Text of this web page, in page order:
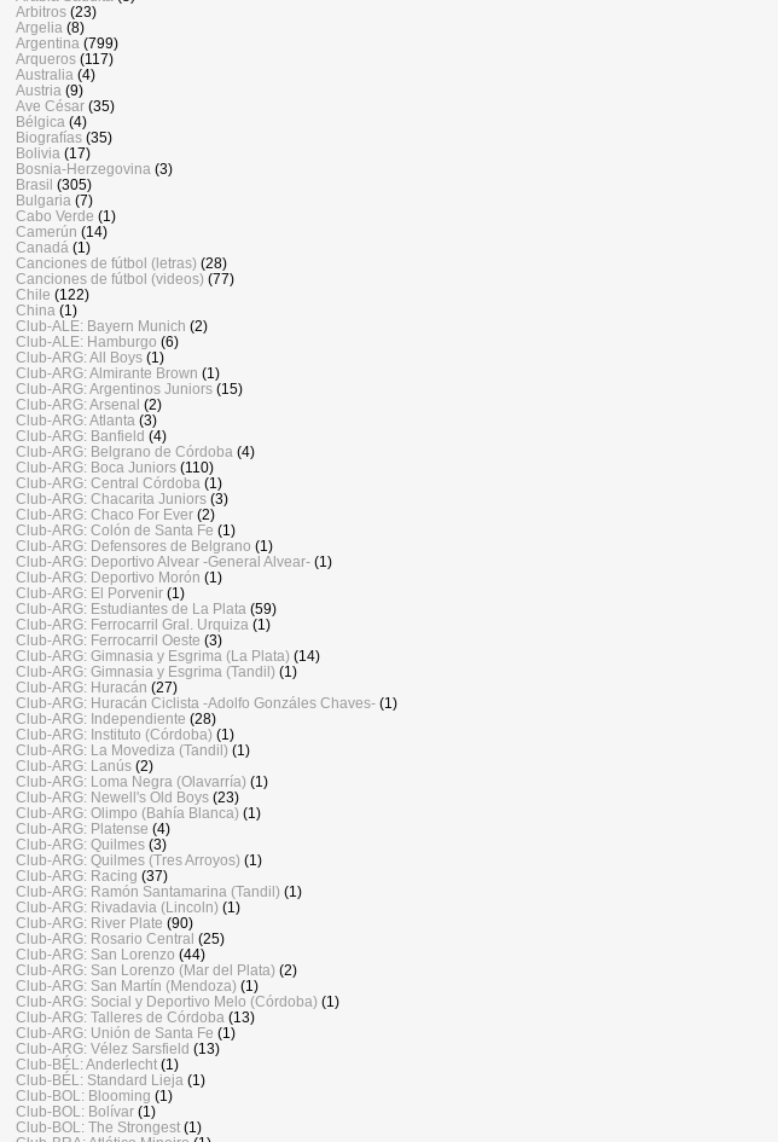
Arbitros (23)
Argelia (8)
Argentina (799)
Arqueros (117)
Australia (4)
Austria (9)
Ave César (35)
Bélgica (4)
Biografías (35)
Bolivia (17)
Bosnia-Herzegovina (3)
Brasil (305)
Bulgaria (7)
Cabo Verde (1)
Camerún (14)
Canadá (1)
Canciones de fútbol (letras) (28)
Canciones de fútbol (videos) (77)
Chile (122)
China (1)
Club-ALE: Bayern Munich (2)
Club-ALE: Hamburgo (6)
Club-ARG: All Boys (1)
Club-ARG: Almirante Brown (1)
Club-ARG: Argentinos Juniors (15)
Club-ARG: Arsenal (2)
Club-ARG: Atlanta (3)
Club-ARG: Banfield (4)
Club-ARG: Belgrano de Córdoba (4)
Club-ARG: Boca Juniors (110)
Club-ARG: Central Córdoba (1)
Club-ARG: Chacarita Juniors (3)
Club-ARG: Chaco For Ever (2)
Club-ARG: Colón de Santa Fe (1)
Club-ARG: Defensores de Belgrano (1)
Club-ARG: Deportivo Alvear -General Alvear- (1)
Club-ARG: Deportivo Morón (1)
Club-ARG: El Porvenir (1)
Club-ARG: Estudiantes de La Plata (59)
Club-ARG: Ferrocarril Gral. Urquiza (1)
Club-ARG: Ferrocarril Oeste (3)
Club-ARG: Gimnasia y Esgrima (La Plata) (14)
Club-ARG: Gimnasia y Esgrima (Tandil) (1)
Club-ARG: Huracán (27)
Club-ARG: Huracán Ciclista -Adolfo Gonzáles Chaves- (1)
Club-ARG: Independiente (28)
Club-ARG: Instituto (Córdoba) (1)
Club-ARG: La Movediza (Tandil) (1)
Club-ARG: Lanús (2)
Club-ARG: Loma Negra (Olavarría) (1)
Club-ARG: Newell's Old Boys (23)
Club-ARG: Olimpo (Bahía Blanca) (1)
Club-ARG: Platense (4)
Club-ARG: Quilmes (3)
Club-ARG: Quilmes (Tres Arroyos) (1)
Club-ARG: Racing (37)
Club-ARG: Ramón Santamarina (Tandil) (1)
Club-ARG: Rivadavia (Lincoln) (1)
Club-ARG: River Plate (90)
Club-ARG: Rosario Central (25)
Club-ARG: San Lorenzo (44)
Club-ARG: San Lorenzo (Mar del Plata) (2)
Club-ARG: San Martín (Mendoza) (1)
Club-ARG: Social y Deportivo Melo (Córdoba) (1)
Club-ARG: Talleres de Córdoba (13)
Club-ARG: Unión de Santa Fe (1)
Club-ARG: Vélez Sarsfield (13)
Club-BÉL: Anderlecht (1)
Club-BÉL: Standard Lieja (1)
Club-BOL: Blooming (1)
Club-BOL: Bolívar (1)
Club-BOL: The Strongest (1)